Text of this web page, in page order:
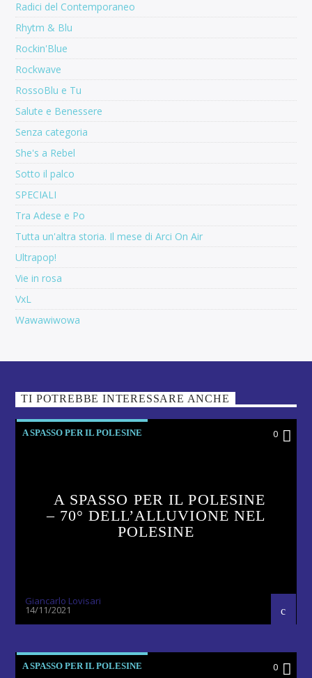
Radici del Contemporaneo
Rhytm & Blu
Rockin'Blue
Rockwave
RossoBlu e Tu
Salute e Benessere
Senza categoria
She's a Rebel
Sotto il palco
SPECIALI
Tra Adese e Po
Tutta un'altra storia. Il mese di Arci On Air
Ultrapop!
Vie in rosa
VxL
Wawawiwowa
TI POTREBBE INTERESSARE ANCHE
A SPASSO PER IL POLESINE 0
A SPASSO PER IL POLESINE
– 70° DELL’ALLUVIONE NEL
POLESINE
Giancarlo Lovisari
14/11/2021
A SPASSO PER IL POLESINE 0